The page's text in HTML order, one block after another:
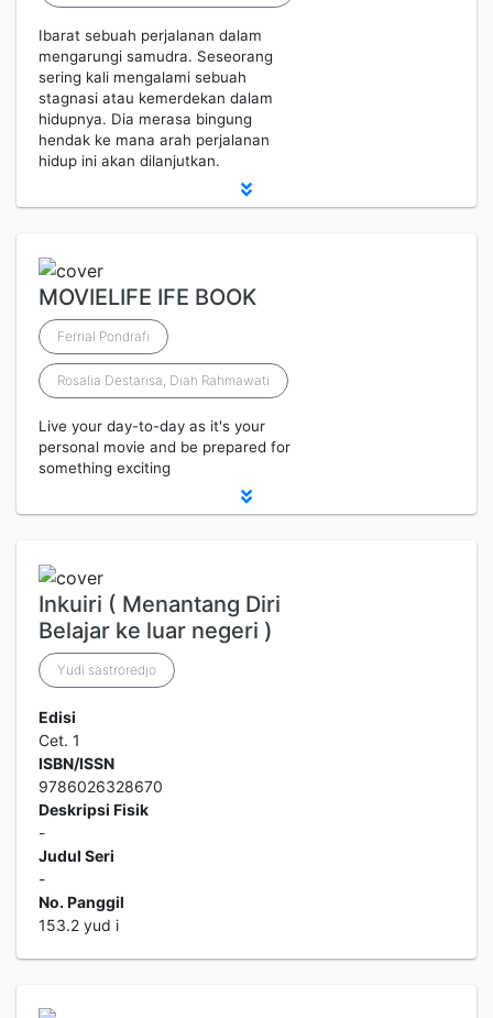
Ibarat sebuah perjalanan dalam
mengarungi samudra. Seseorang
sering kali mengalami sebuah
stagnasi atau kemerdekan dalam
hidupnya. Dia merasa bingung
hendak ke mana arah perjalanan
hidup ini akan dilanjutkan.
MOVIELIFE IFE BOOK
Ferrial Pondrafi
Rosalia Destarisa, Diah Rahmawati
Live your day-to-day as it's your
personal movie and be prepared for
something exciting
Inkuiri ( Menantang Diri
Belajar ke luar negeri )
Yudi sastroredjo
Edisi
Cet. 1
ISBN/ISSN
9786026328670
Deskripsi Fisik
-
Judul Seri
-
No. Panggil
153.2 yud i